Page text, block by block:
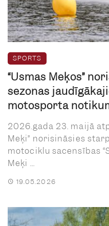
SPORTS
“Usmas Meķos”
sezonas
motosporta
2026.gada 23. maijā
Meķi” norisināsies
motociklu sacensības
Meķi ...
19.05.2026